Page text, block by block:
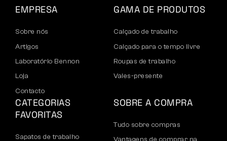
EMPRESA
Sobre nós
Artigos
Laboratório Bennon
Loja
Contacto
GAMA DE PRODUTOS
Calçado de trabalho
Calçado para o tempo livre
Roupas de trabalho
Vales-presente
CATEGORIAS
FAVORITAS
Sapatos de trabalho
SOBRE A COMPRA
Tudo sobre compras